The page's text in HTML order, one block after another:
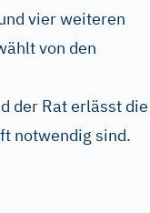
vier weiteren
von den
der Rat erlässt die
notwendig sind.